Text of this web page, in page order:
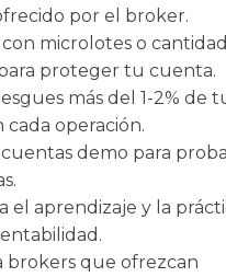
por el broker.
microlotes o
proteger tu cuenta.
más del 1-2% de
cada operación.
demo para
el aprendizaje y la
brokers que ofrezcan